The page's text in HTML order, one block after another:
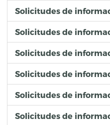
Solicitudes de
Solicitudes de
Solicitudes de
Solicitudes de
Solicitudes de
Solicitudes de